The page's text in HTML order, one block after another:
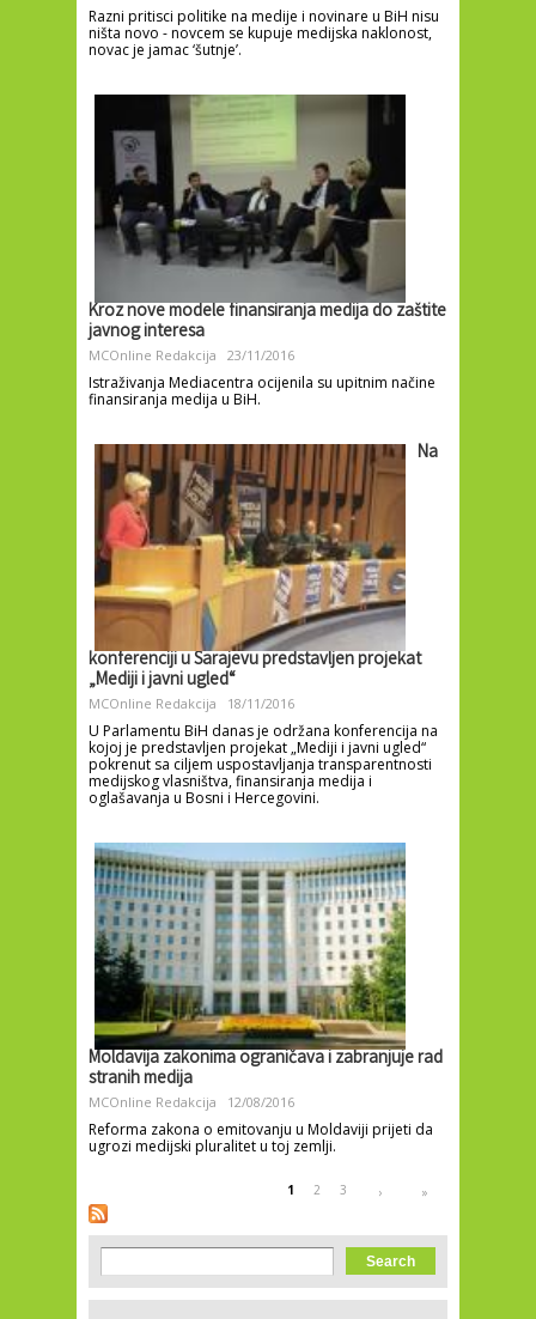
Razni pritisci politike na medije i novinare u BiH nisu
ništa novo - novcem se kupuje medijska naklonost,
novac je jamac ‘šutnje’.
Kroz nove modele finansiranja medija do zaštite
javnog interesa
MCOnline Redakcija 23/11/2016
Istraživanja Mediacentra ocijenila su upitnim načine
finansiranja medija u BiH.
Na
konferenciji u Sarajevu predstavljen projekat
„Mediji i javni ugled“
MCOnline Redakcija 18/11/2016
U Parlamentu BiH danas je održana konferencija na
kojoj je predstavljen projekat „Mediji i javni ugled“
pokrenut sa ciljem uspostavljanja transparentnosti
medijskog vlasništva, finansiranja medija i
oglašavanja u Bosni i Hercegovini.
Moldavija zakonima ograničava i zabranjuje rad
stranih medija
MCOnline Redakcija 12/08/2016
Reforma zakona o emitovanju u Moldaviji prijeti da
ugrozi medijski pluralitet u toj zemlji.
Pages 1 2 3 › »
Search form
Search